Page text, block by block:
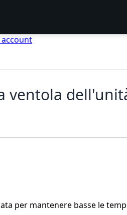
account
ventola
per mantenere basse le